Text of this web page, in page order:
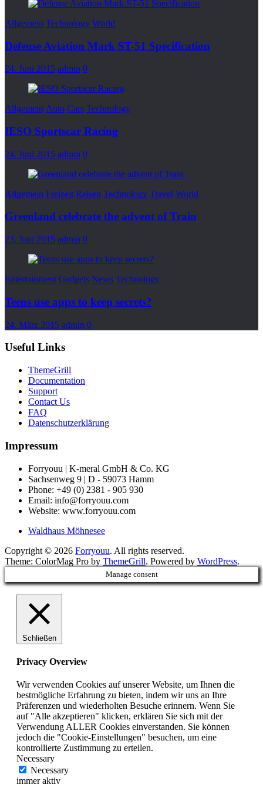
Allgemein Technology World
Defense Aviation Mark ST-51 Specification
24. Juni 2015 admin 0
Allgemein Auto Cars Technology
IESO Sportscar Racing
24. Juni 2015 admin 0
Allgemein Freizeit Reisen Technology Travel World
Greenland celebrate the advent of Train
23. Juni 2015 admin 0
Entertainment Gadgets News Technology
Teens use apps to keep secrets?
24. März 2015 admin 0
Useful Links
ThemeGrill
Documentation
Support
Contact Us
FAQ
Datenschutzerklärung
Impressum
Forryouu | K-meral GmbH & Co. KG
Sachsenweg 9 | D - 59073 Hamm
Phone: +49 (0) 2381 - 905 930
Email: info@forryouu.com
Website: www.forryouu.com
Waldhaus Möhnesee
Copyright © 2026 Forryouu. All rights reserved.
Theme: ColorMag Pro by ThemeGrill. Powered by WordPress.
Manage consent
Schließen
Privacy Overview
Wir verwenden Cookies auf unserer Website, um Ihnen die
bestmögliche Erfahrung zu bieten, indem wir uns an Ihre
Präferenzen und wiederholten Besuche erinnern. Wenn Sie
auf "Alle akzeptieren" klicken, erklären Sie sich mit der
Verwendung ALLER Cookies einverstanden. Sie können
jedoch die "Cookie-Einstellungen" besuchen, um eine
kontrollierte Zustimmung zu erteilen.
Necessary
Necessary
immer aktiv